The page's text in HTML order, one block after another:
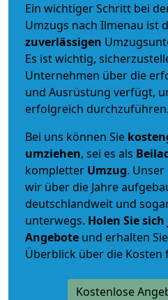
Ein wichtiger Schritt bei
Umzugs nach Ilmenau ist
zuverlässigen
Es ist wichtig,
Unternehmen über die
und Ausrüstung verfügt,
erfolgreich durchzuführen.
Bei uns können Sie
umziehen, sei es als
kompletter Umzug.
wir über die Jahre
deutschlandweit und
unterwegs. Holen Sie
Angebote und erhalten
Überblick über die Kosten
Kostenlose